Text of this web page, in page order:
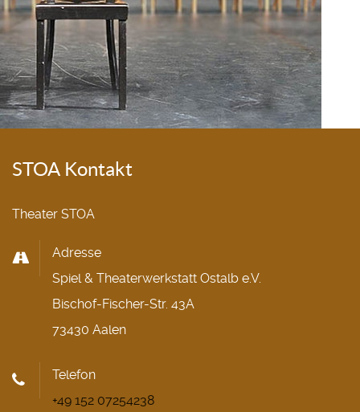
STOA Kontakt
Theater STOA
Adresse
Spiel & Theaterwerkstatt Ostalb e.V.
Bischof-Fischer-Str. 43A
73430 Aalen
Telefon
+49 152 07254238